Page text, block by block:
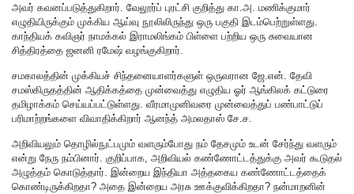
அவர் கவனப்படுத்துகிறார். வேலூர்ப் புரட்சி குறித்து கா.அ. மணிக்குமார்
எழுதியிருக்கும் முக்கிய ஆய்வு நூலிலிருந்து ஒரு பகுதி இடம்பெற்றுள்ளது.
காந்தியக் கவிஞர் நாமக்கல் இராமலிங்கம் பிள்ளை பற்றிய ஒரு சுவையான
சித்திரத்தை ஜனனி ரமேஷ் வழங்குகிறார்.
சமகாலத்தின் முக்கியச் சிந்தனையாளர்களுள் ஒருவரான ஜே.என். தேவி
சமஸ்கிருதத்தின் ஆதிக்கத்தை முன்வைத்து எழுதிய ஓர் ஆங்கிலக் கட்டுரை
தமிழாக்கம் செய்யப்பட்டுள்ளது. வீரமாமுனிவரை முன்வைத்துப் பண்பாட்டுப்
பரிமாற்றங்களை விவாதிக்கிறார் ஆனந்த் அமலதாஸ் சே.ச.
அறிவியலும் தொழில்நுட்பமும் வளரும்போது நம் தேசமும் உடன் சேர்ந்து வளரும்
என்று நேரு நம்பினார். குறிப்பாக, அறிவியல் கண்ணோட்டத்துக்கு அவர் கூடுதல்
அழுத்தம் கொடுத்தார். இன்றைய இந்தியா அத்தகைய கண்ணோட்டத்தைக்
கொண்டிருக்கிறதா? அதை இன்றைய அரசு ஊக்குவிக்கிறதா? நன்மாறனின்